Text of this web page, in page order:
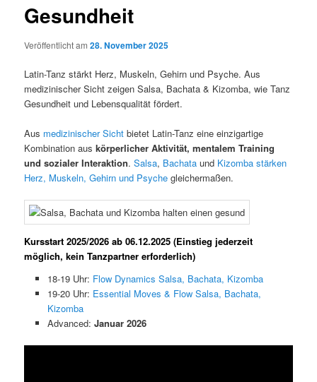
Gesundheit
Veröffentlicht am28. November 2025
Latin-Tanz stärkt Herz, Muskeln, Gehirn und Psyche. Aus
medizinischer Sicht zeigen Salsa, Bachata & Kizomba, wie Tanz
Gesundheit und Lebensqualität fördert.
Aus medizinischer Sicht bietet Latin-Tanz eine einzigartige
Kombination auskörperlicher Aktivität, mentalem Training
und sozialer Interaktion.Salsa, Bachata und Kizomba stärken
Herz, Muskeln, Gehirn und Psyche gleichermaßen.
Kursstart 2025/2026 ab 06.12.2025 (Einstieg jederzeit
möglich, kein Tanzpartner erforderlich)
18-19 Uhr: Flow Dynamics Salsa, Bachata, Kizomba
19-20 Uhr: Essential Moves & Flow Salsa, Bachata,
Kizomba
Advanced: Januar 2026